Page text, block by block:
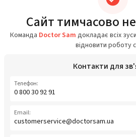
Сайт тимчасово
Команда Doctor Sam докладає всіх
відновити роботу
Контакти для
Телефон:
0 800 30 92 91
Email:
customerservice@doctorsam.ua